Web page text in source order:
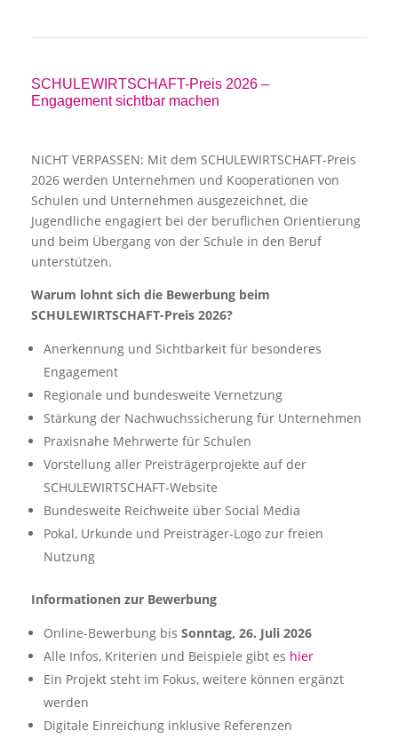
SCHULEWIRTSCHAFT-Preis 2026 –
Engagement sichtbar machen
NICHT VERPASSEN: Mit dem SCHULEWIRTSCHAFT-Preis
2026 werden Unternehmen und Kooperationen von
Schulen und Unternehmen ausgezeichnet, die
Jugendliche engagiert bei der beruflichen Orientierung
und beim Übergang von der Schule in den Beruf
unterstützen.
Warum lohnt sich die Bewerbung beim
SCHULEWIRTSCHAFT-Preis 2026?
Anerkennung und Sichtbarkeit für besonderes
Engagement
Regionale und bundesweite Vernetzung
Stärkung der Nachwuchssicherung für Unternehmen
Praxisnahe Mehrwerte für Schulen
Vorstellung aller Preisträgerprojekte auf der
SCHULEWIRTSCHAFT-Website
Bundesweite Reichweite über Social Media
Pokal, Urkunde und Preisträger-Logo zur freien
Nutzung
Informationen zur Bewerbung
Online-Bewerbung bis Sonntag, 26. Juli 2026
Alle Infos, Kriterien und Beispiele gibt es hier
Ein Projekt steht im Fokus, weitere können ergänzt
werden
Digitale Einreichung inklusive Referenzen